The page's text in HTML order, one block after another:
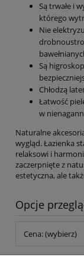
Są trwałe i
którego
Nie
Są
Chłodzą
Łatwość
w
Naturalne
wygląd. Łazienka
relaksowi i
zaczerpnięte z
estetyczna, ale
Opcje
Cena: (wybierz)